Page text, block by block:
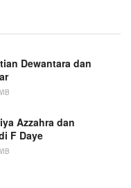
Dewantara dan
Azzahra dan
F Daye